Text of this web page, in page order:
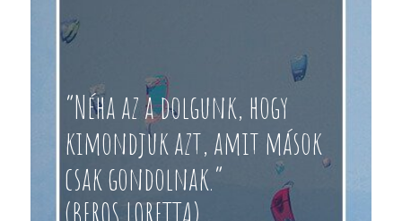
“Néha az a dolgunk, hogy
kimondjuk azt, amit mások
csak gondolnak.”